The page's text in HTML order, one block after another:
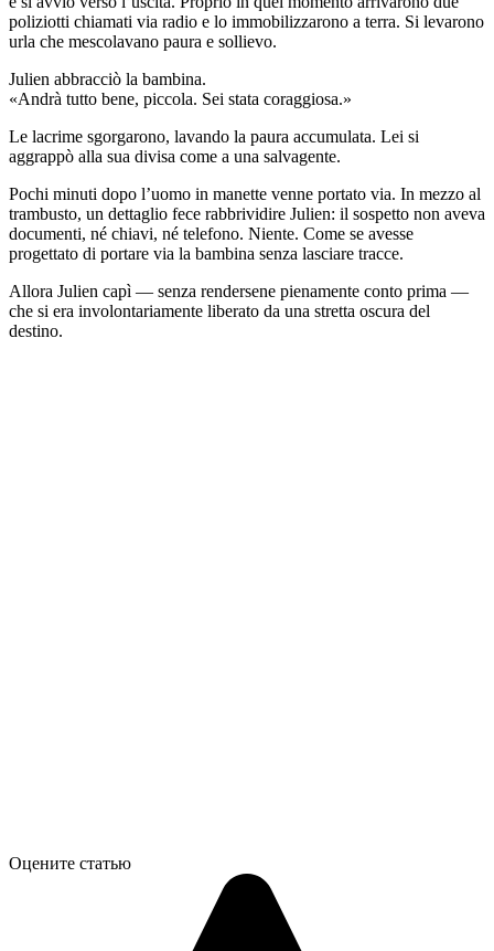
poliziotti chiamati via radio e lo immobilizzarono a terra. Si levarono
urla che mescolavano paura e sollievo.
Julien abbracciò la bambina.
«Andrà tutto bene, piccola. Sei stata coraggiosa.»
Le lacrime sgorgarono, lavando la paura accumulata. Lei si
aggrappò alla sua divisa come a una salvagente.
Pochi minuti dopo l’uomo in manette venne portato via. In mezzo al
trambusto, un dettaglio fece rabbrividire Julien: il sospetto non aveva
documenti, né chiavi, né telefono. Niente. Come se avesse
progettato di portare via la bambina senza lasciare tracce.
Allora Julien capì — senza rendersene pienamente conto prima —
che si era involontariamente liberato da una stretta oscura del
destino.
Оцените статью